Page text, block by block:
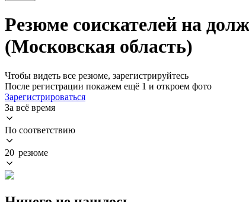
Резюме соискателей на
(Московская область)
Чтобы видеть все резюме, зарегистрируйтесь
После регистрации покажем ещё 1 и откроем фото
Зарегистрироваться
За всё время
По соответствию
20 резюме